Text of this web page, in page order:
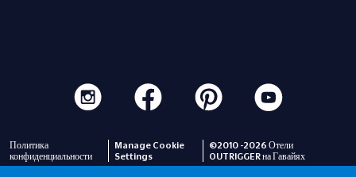
Политика
конфиденциальности
Manage Cookie
Settings
©2010 -2026 Отели
OUTRIGGER на Гавайях